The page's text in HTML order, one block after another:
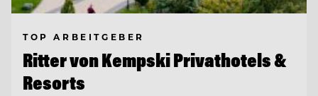
TOP ARBEITGEBER
Ritter von Kempski Privathotels &
Resorts